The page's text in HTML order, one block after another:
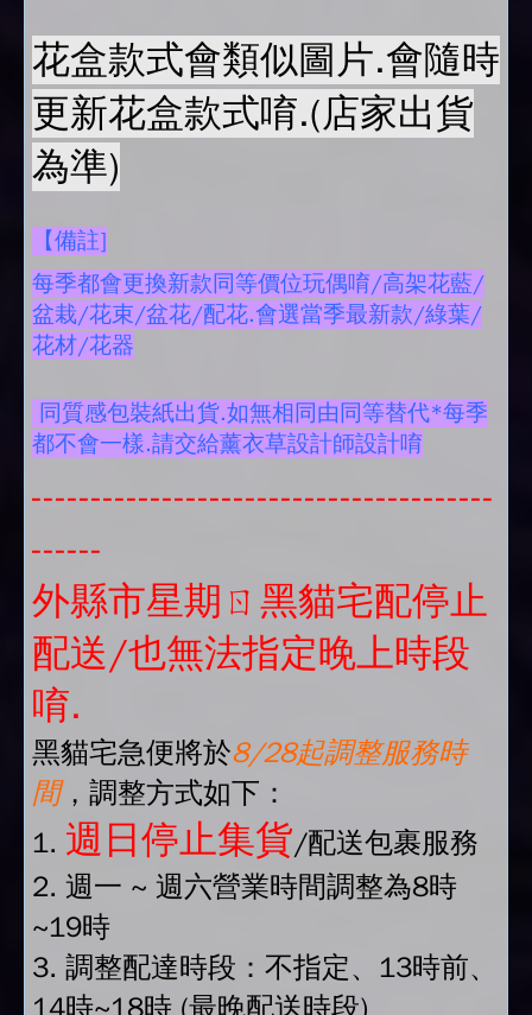
花盒款式會類似圖片.會隨時
更新花盒款式唷.(店家出貨
為準)
【備註]
每季都會更換新款同等價位玩偶唷/高架花藍/
盆栽/花束/盆花/配花.會選當季最新款/綠葉/
花材/花器
同質感包裝紙出貨.如無相同由同等替代*每季
都不會一樣.請交給薰衣草設計師設計唷
---------------------------------------
------
外縣市星期ㄖ黑貓宅配停止
配送/也無法指定晚上時段
唷.
黑貓宅急便將於8/28起調整服務時
間，調整方式如下：
1. 週日停止集貨/配送包裹服務
2. 週一 ~ 週六營業時間調整為8時
~19時
3. 調整配達時段：不指定、13時前、
14時~18時 (最晚配送時段)